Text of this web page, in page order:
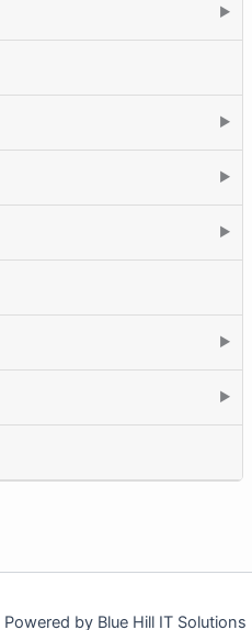
▶
▶
▶
▶
▶
▶
by Blue Hill IT Solutions